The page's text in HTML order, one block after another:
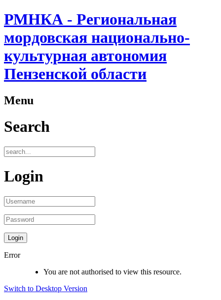
РМНКА - Региональная
мордовская национально-
культурная автономия
Пензенской области
Menu
Search
Login
Error
You are not authorised to view this resource.
Switch to Desktop Version